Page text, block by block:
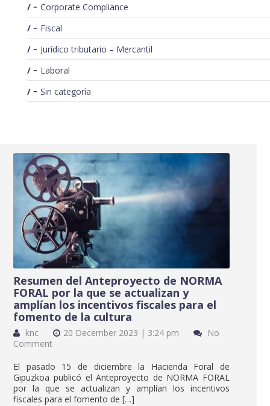
Corporate Compliance
Fiscal
Jurídico tributario – Mercantil
Laboral
Sin categoría
Resumen del Anteproyecto de NORMA
FORAL por la que se actualizan y
amplían los incentivos fiscales para el
fomento de la cultura
knc 20 December 2023 | 3:24 pm
No
Comment
El pasado 15 de diciembre la Hacienda Foral de
Gipuzkoa publicó el Anteproyecto de NORMA FORAL
por la que se actualizan y amplían los incentivos
fiscales para el fomento de […]